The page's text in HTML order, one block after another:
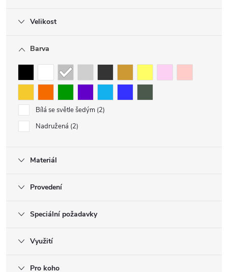
Velikost
Barva
Bílá se světle šedým 2
Nadružená 2
Materiál
Provedení
Speciální požadavky
Využití
Pro koho